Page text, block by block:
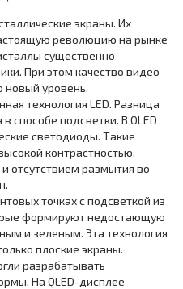
экраны. Их
революцию на рынке
существенно
При этом качество видео
уровень.
технология LED. Разница
способе подсветки. В OLED
светодиоды. Такие
контрастностью,
отсутствием размытия во
точках с подсветкой из
формируют недостающую
и зеленым. Эта технология
плоские экраны.
разрабатывать
На QLED-дисплее